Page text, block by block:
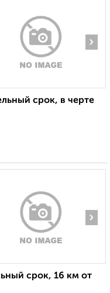
›
срок, в черте
›
срок, 16 км от